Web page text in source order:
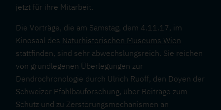
jetzt für ihre Mitarbeit.
Die Vorträge, die am Samstag, dem 4.11.17, im
Kinosaal des Naturhistorischen Museums Wien
stattfinden, sind sehr abwechslungsreich. Sie reichen
von grundlegenen Überlegungen zur
Dendrochronologie durch Ulrich Ruoff, den Doyen der
Schweizer Pfahlbauforschung, über Beiträge zum
Schutz und zu Zerstörungsmechanismen an